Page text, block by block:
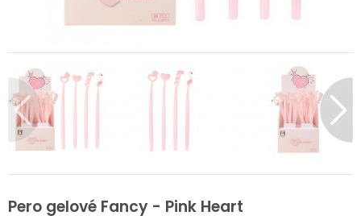
Pero gelové Fancy - Pink Heart